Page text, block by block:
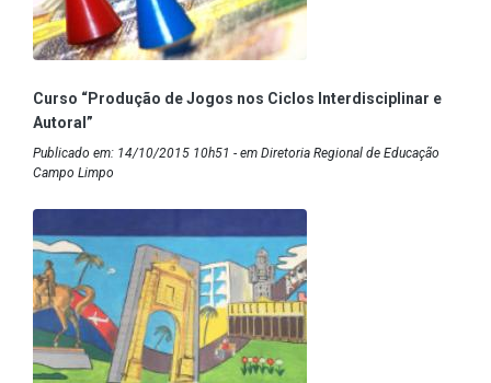
Curso “Produção de Jogos nos Ciclos Interdisciplinar e
Autoral”
Publicado em: 14/10/2015 10h51 - em Diretoria Regional de Educação
Campo Limpo